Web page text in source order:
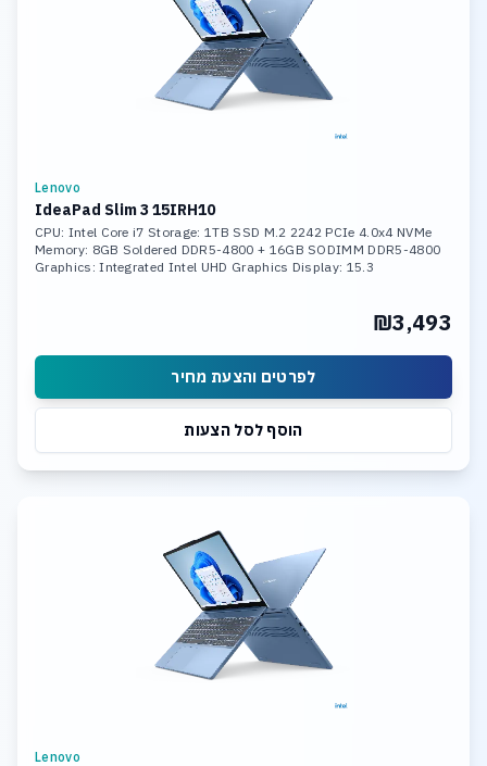
Lenovo
IdeaPad Slim 3 15IRH10
CPU: Intel Core i7 Storage: 1TB SSD M.2 2242 PCIe 4.0x4 NVMe
Memory: 8GB Soldered DDR5-4800 + 16GB SODIMM DDR5-4800
Graphics: Integrated Intel UHD Graphics Display: 15.3
₪3,493
לפרטים והצעת מחיר
הוסף לסל הצעות
Lenovo